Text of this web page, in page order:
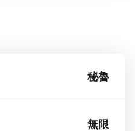
秘魯
無限